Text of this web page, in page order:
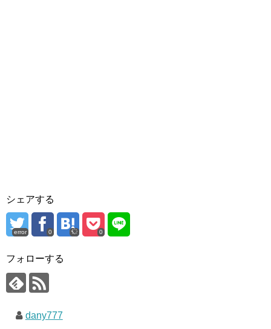
シェアする
error 0 0
フォローする
dany777